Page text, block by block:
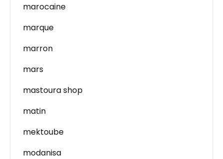
marocaine
marque
marron
mars
mastoura shop
matin
mektoube
modanisa